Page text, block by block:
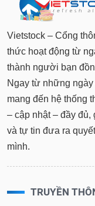
Vietstock – Cổng
thức hoạt động từ
thành người bạn
Ngay từ những
mang đến hệ thống
– cập nhật – đầy
và tự tin đưa ra
mình.
TRUYỀN